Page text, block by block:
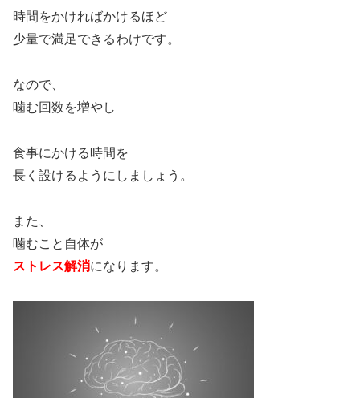
時間をかければかけるほど
少量で満足できるわけです。
なので、
噛む回数を増やし
食事にかける時間を
長く設けるようにしましょう。
また、
噛むこと自体が
ストレス解消になります。